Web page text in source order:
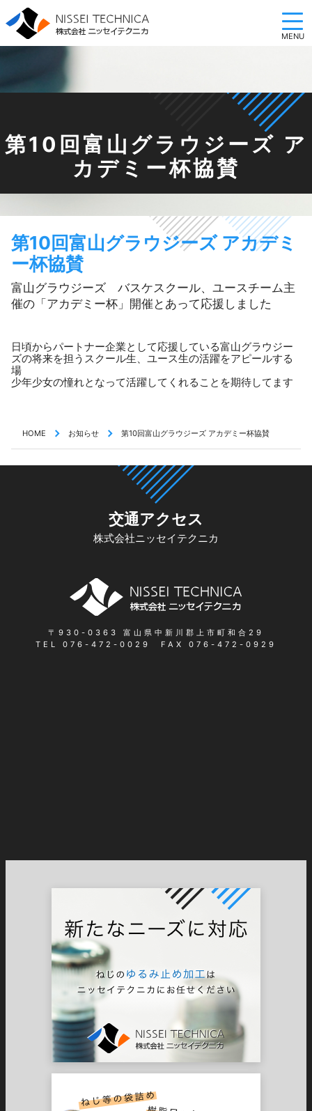
第10回富山グラウジーズ ア
カデミー杯協賛
第10回富山グラウジーズ アカデミ
ー杯協賛
富山グラウジーズ バスケスクール、ユースチーム主
催の「アカデミー杯」開催とあって応援しました
日頃からパートナー企業として応援している富山グラウジー
ズの将来を担うスクール生、ユース生の活躍をアピールする
場
少年少女の憧れとなって活躍してくれることを期待してます
HOME お知らせ 第10回富山グラウジーズ アカデミー杯協賛
交通アクセス
株式会社ニッセイテクニカ
〒930-0363 富山県中新川郡上市町和合29
TEL 076-472-0029 FAX 076-472-0929